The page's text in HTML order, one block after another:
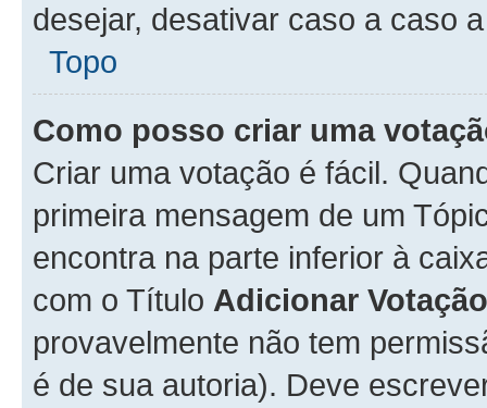
desejar, desativar caso a caso
Topo
Como posso criar uma
Criar uma votação é fácil.
primeira mensagem de um
encontra na parte inferior à
com o Título Adicionar Votação
provavelmente não tem
é de sua autoria). Deve